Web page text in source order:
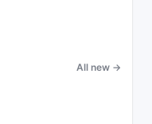
All new →